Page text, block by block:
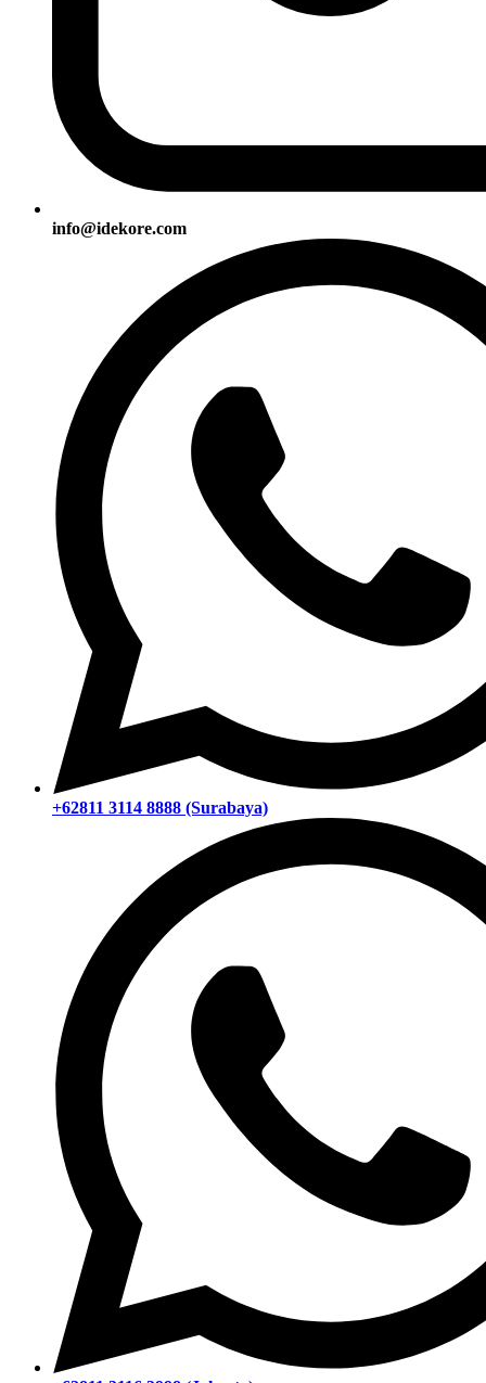
info@idekore.com
+62811 3114 8888 (Surabaya)